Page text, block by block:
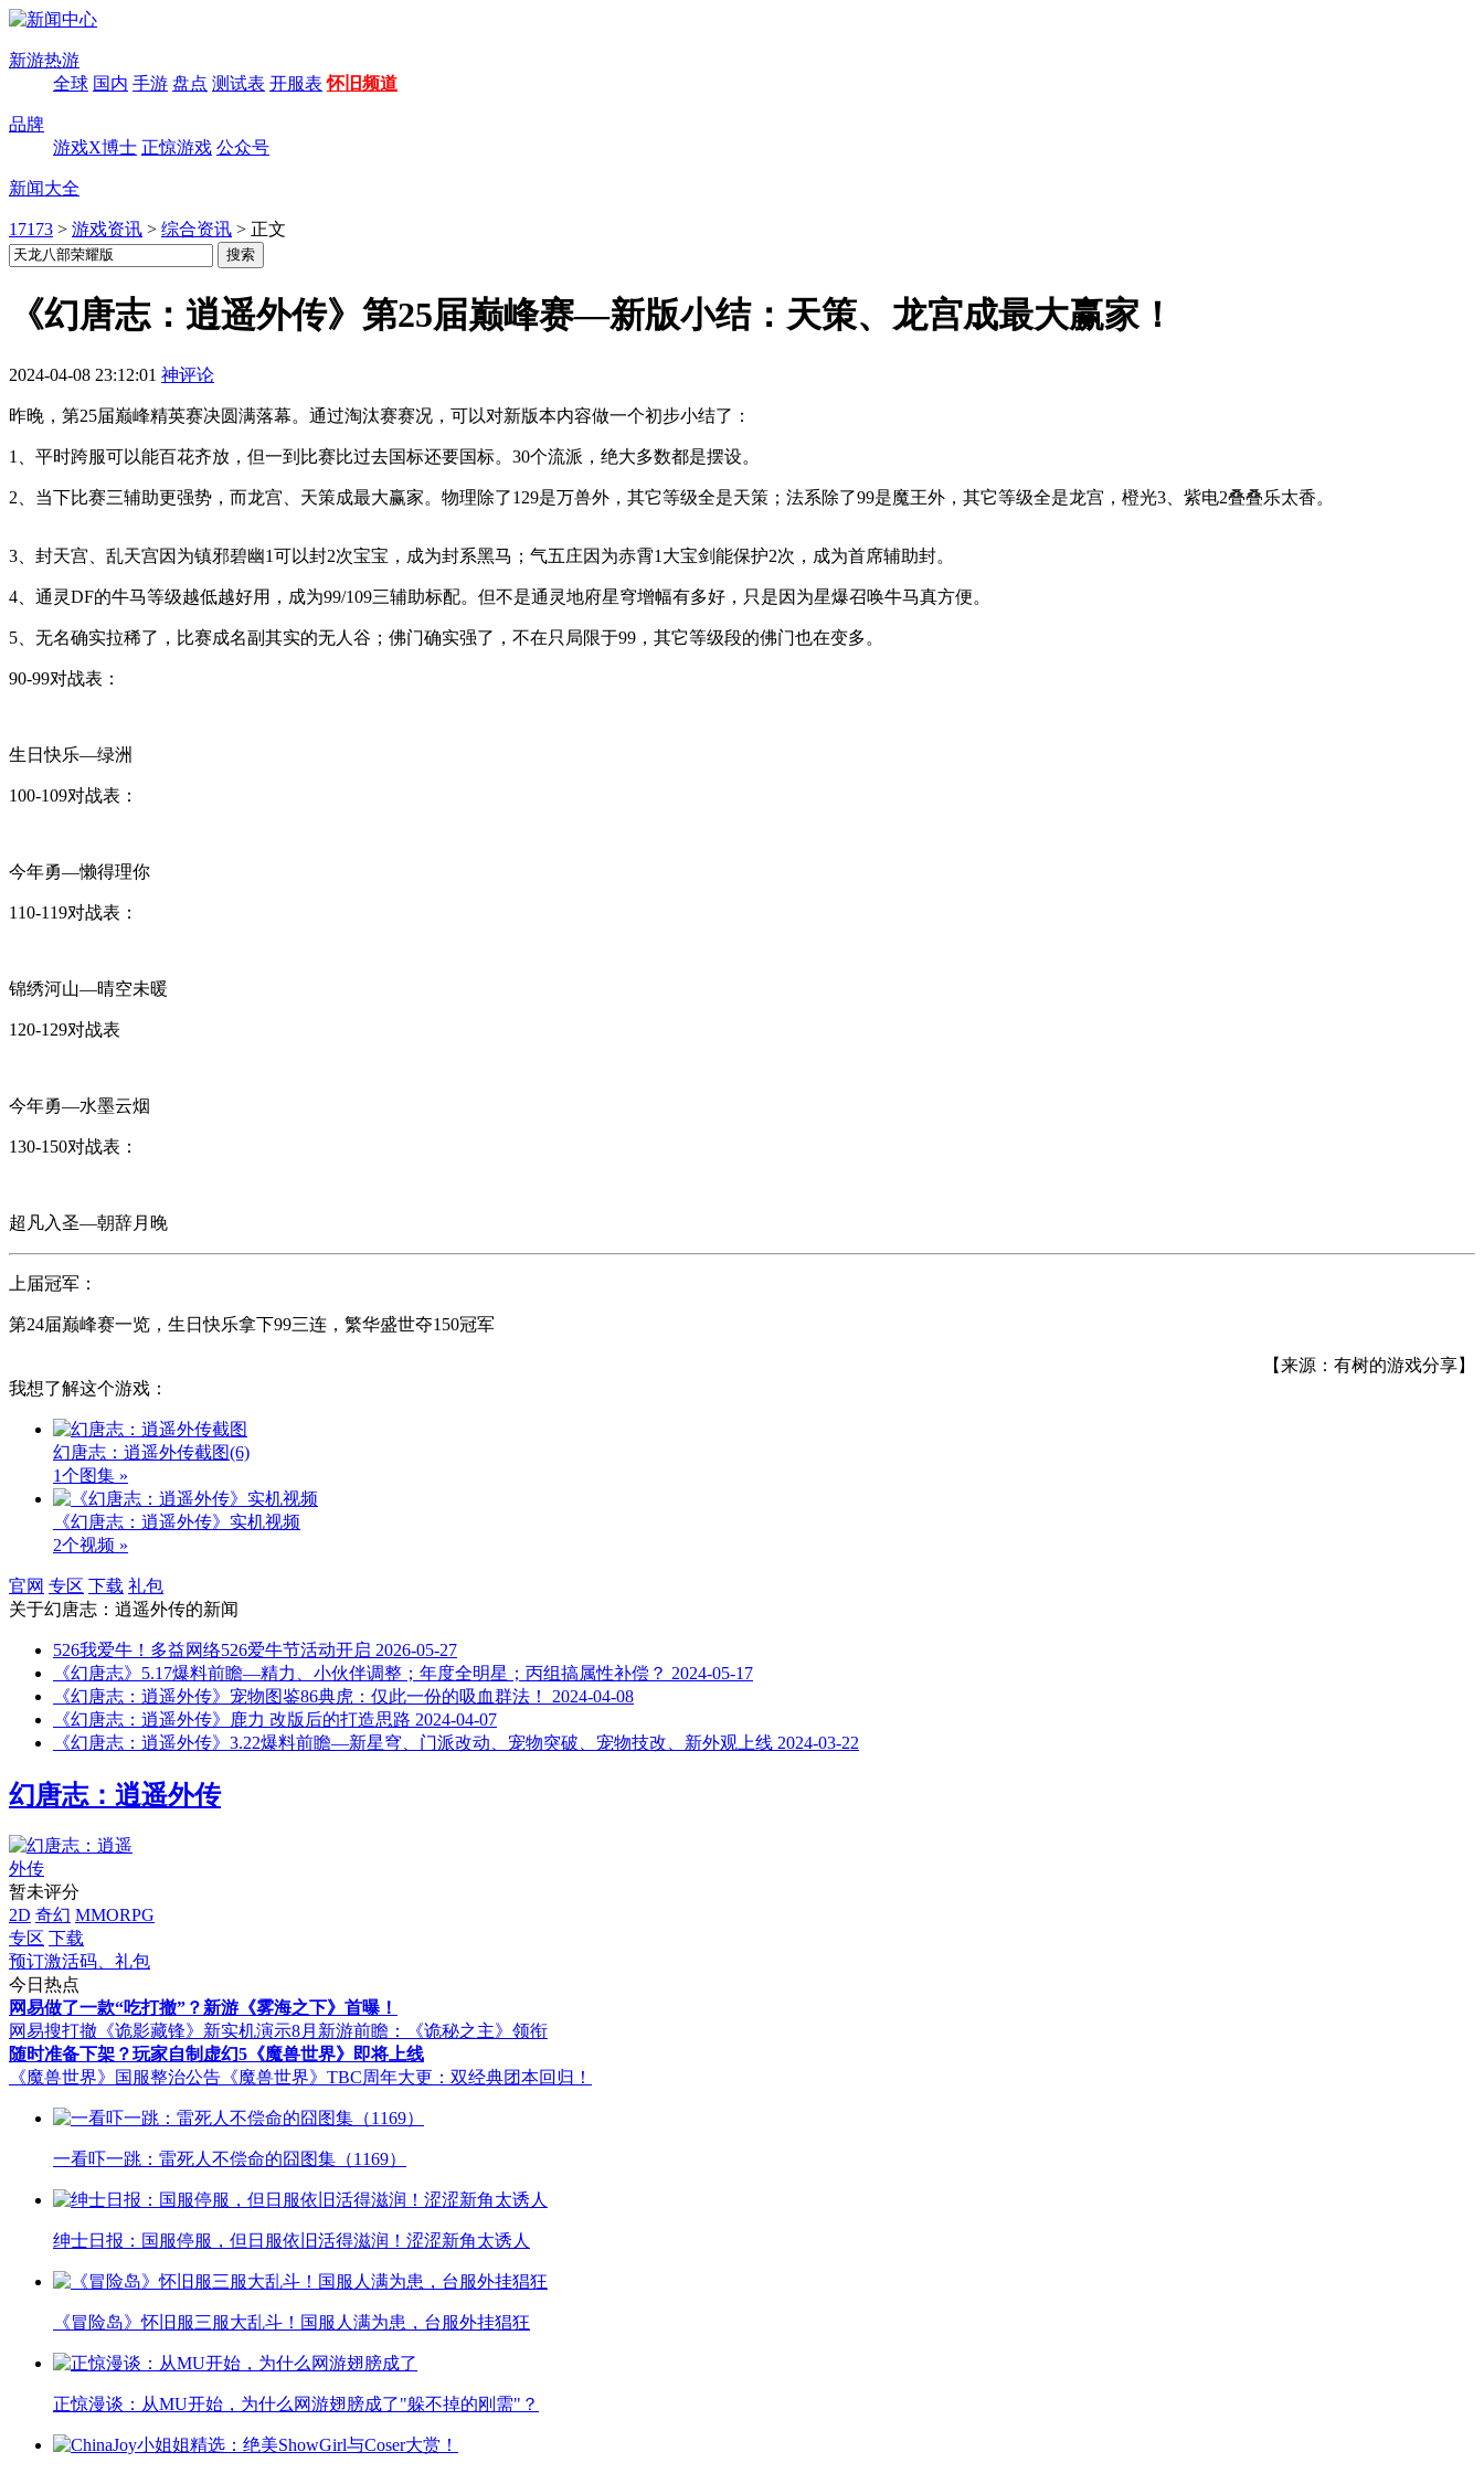
新游热游
全球 国内 手游 盘点 测试表 开服表 怀旧频道
品牌
游戏X博士 正惊游戏 公众号
新闻大全
17173 > 游戏资讯 > 综合资讯 > 正文
《幻唐志：逍遥外传》第25届巅峰赛—新版小结：天策、龙宫成最大赢家！
2024-04-08 23:12:01 神评论
昨晚，第25届巅峰精英赛决圆满落幕。通过淘汰赛赛况，可以对新版本内容做一个初步小结了：
1、平时跨服可以能百花齐放，但一到比赛比过去国标还要国标。30个流派，绝大多数都是摆设。
2、当下比赛三辅助更强势，而龙宫、天策成最大赢家。物理除了129是万兽外，其它等级全是天策；法系除了99是魔王外，其它等级全是龙宫，橙光3、紫电2叠叠乐太香。
3、封天宫、乱天宫因为镇邪碧幽1可以封2次宝宝，成为封系黑马；气五庄因为赤霄1大宝剑能保护2次，成为首席辅助封。
4、通灵DF的牛马等级越低越好用，成为99/109三辅助标配。但不是通灵地府星穹增幅有多好，只是因为星爆召唤牛马真方便。
5、无名确实拉稀了，比赛成名副其实的无人谷；佛门确实强了，不在只局限于99，其它等级段的佛门也在变多。
90-99对战表：
生日快乐—绿洲
100-109对战表：
今年勇—懒得理你
110-119对战表：
锦绣河山—晴空未暖
120-129对战表
今年勇—水墨云烟
130-150对战表：
超凡入圣—朝辞月晚
上届冠军：
第24届巅峰赛一览，生日快乐拿下99三连，繁华盛世夺150冠军
【来源：有树的游戏分享】
我想了解这个游戏：
幻唐志：逍遥外传截图(6)
1个图集 »
《幻唐志：逍遥外传》实机视频
2个视频 »
官网 专区 下载 礼包
关于幻唐志：逍遥外传的新闻
526我爱牛！多益网络526爱牛节活动开启 2026-05-27
《幻唐志》5.17爆料前瞻—精力、小伙伴调整；年度全明星；丙组搞属性补偿？ 2024-05-17
《幻唐志：逍遥外传》宠物图鉴86典虎：仅此一份的吸血群法！
2024-04-08
《幻唐志：逍遥外传》鹿力 改版后的打造思路 2024-04-07
《幻唐志：逍遥外传》3.22爆料前瞻—新星穹、门派改动、宠物突破、宠物技改、新外观上线 2024-03-22
幻唐志：逍遥外传
暂未评分
2D 奇幻 MMORPG
专区 下载
预订激活码、礼包
今日热点
网易做了一款“吃打撤”？新游《雾海之下》首曝！
网易搜打撤《诡影藏锋》新实机演示8月新游前瞻：《诡秘之主》领衔
随时准备下架？玩家自制虚幻5《魔兽世界》即将上线
《魔兽世界》国服整治公告 《魔兽世界》TBC周年大更：双经典团本回归！
一看吓一跳：雷死人不偿命的囧图集（1169）
绅士日报：国服停服，但日服依旧活得滋润！涩涩新角太诱人
《冒险岛》怀旧服三服大乱斗！国服人满为患，台服外挂猖狂
正惊漫谈：从MU开始，为什么网游翅膀成了"躲不掉的刚需"？